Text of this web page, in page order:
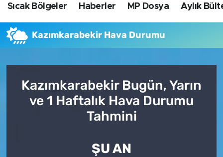
Sıcak Bölgeler Haberler MP Dosya Aylık
Kazımkarabekir Hava Durumu
Kazımkarabekir Bugün, Yarın
ve 1 Haftalık Hava Durumu
Tahmini
ŞU AN
MP Dosya
Aylık Bülten